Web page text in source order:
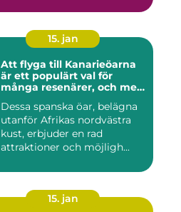
15. jan
Att flyga till Kanarieöarna
är ett populärt val för
många resenärer, och med
Dessa spanska öar, belägna
utanför Afrikas nordvästra
kust, erbjuder en rad
attraktioner och möjligh...
15. jan